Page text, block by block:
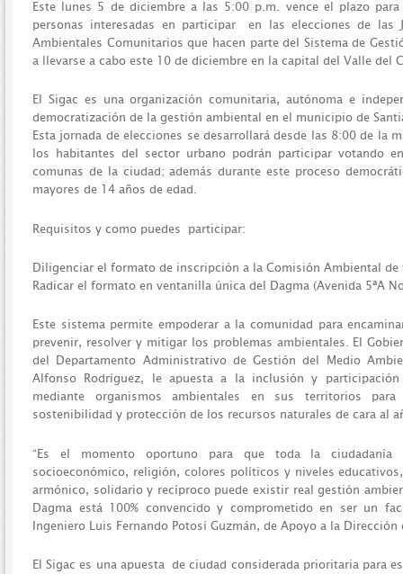
Este lunes 5 de diciembre a las 5:00 p.m. vence el plazo
personas interesadas en participar en las elecciones de las
Ambientales Comunitarios que hacen parte del Sistema de
a llevarse a cabo este 10 de diciembre en la capital del Valle del
El Sigac es una organización comunitaria, autónoma e
democratización de la gestión ambiental en el municipio de
Esta jornada de elecciones se desarrollará desde las 8:00 de la
los habitantes del sector urbano podrán participar votando
comunas de la ciudad; además durante este proceso
mayores de 14 años de edad.
Requisitos y como puedes participar:
Diligenciar el formato de inscripción a la Comisión Ambiental de
Radicar el formato en ventanilla única del Dagma (Avenida 5ªA
Este sistema permite empoderar a la comunidad para
prevenir, resolver y mitigar los problemas ambientales. El
del Departamento Administrativo de Gestión del Medio
Alfonso Rodríguez, le apuesta a la inclusión y
mediante organismos ambientales en sus territorios
sostenibilidad y protección de los recursos naturales de cara al
“Es el momento oportuno para que toda la ciudadanía
socioeconómico, religión, colores políticos y niveles
armónico, solidario y recíproco puede existir real gestión
Dagma está 100% convencido y comprometido en ser un
Ingeniero Luis Fernando Potosí Guzmán, de Apoyo a la Dirección
El Sigac es una apuesta de ciudad considerada prioritaria para